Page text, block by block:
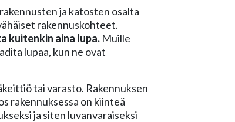
ja katosten osalta
rakennuskohteet.
kuitenkin aina lupa. Muille
lupaa, kun ne ovat
tai varasto. Rakennuksen
rakennuksessa on kiinteä
ja siten luvanvaraiseksi